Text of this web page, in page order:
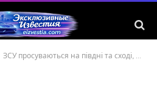
ЗСУ просуваються на півдні та сході, а росіяни намагаються наступати, — Маляр